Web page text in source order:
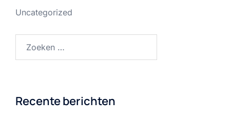
Uncategorized
Recente berichten